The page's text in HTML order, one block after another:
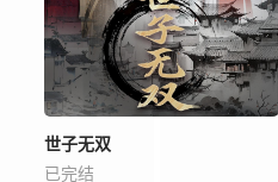
世子无双
已完结